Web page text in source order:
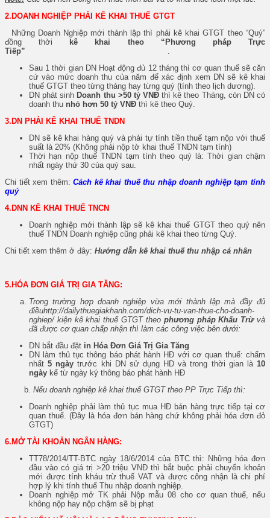
2.DOANH NGHIỆP PHẢI KÊ KHAI THUẾ GTGT
Những Doanh Nghiệp mới thành lập thì phải kê khai GTGT theo “Quý”
đồng thời
kê khai theo “Phương pháp Trực
Tiếp”
Sau 1 thời gian DN Hoạt động đủ 12 tháng thì cơ quan thuế sẽ căn
cứ vào mức doanh thu của năm để xác định xem DN sẽ kê khai
thuế GTGT theo từng tháng hay từng quý (tính theo lịch dương).
DN phát sinh Doanh thu >50 tỷ VNĐthì kê theo Tháng, còn DN có
doanh thu nhỏ hơn 50 tỷ VNĐ thì kê theo Quý.
3.DN PHẢI KÊ KHAI THUẾ TNDN
DN sẽ kê khai hàng quý và phải tự tính tiền thuế tạm nộp với thuế
suất là 20% (Không phải nộp tờ khai thuế TNDN tạm tính)
Thời hạn nộp thuế TNDN tạm tính theo quý là: Thời gian chậm
nhất ngày thứ 30 của quý sau.
Chi tiết xem thêm:Cách kê khai thuế thu nhập doanh nghiệp tạm tính
quý
4.DNN KÊ KHAI THUẾ TNCN
Doanh nghiệp mới thành lập sẽ kê khai thuế GTGT theo quý nên
thuế TNDN Doanh nghiệp cũng phải kê khai theo từng Quý.
Chi tiết xem thêm ở đây: Hướng dẫn kê khai thuế thu nhập cá nhân
5.HÓA ĐƠN GIÁ TRỊ GIA TĂNG:
Trong trường hợp doanh nghiệp vừa mới thành lập mà đầy đủ
điềuhttp://dailythuegiakhanh.com/dich-vu-tu-van-thue-cho-doanh-
nghiep/ kiện kê khai thuế GTGT theo phương pháp Khấu Trừvà
đã được cơ quan chấp nhận thì làm các công việc bên dưới:
DN bắt đầu đặt in Hóa Đơn Giá Trị Gia Tăng
DN làm thủ tục thông báo phát hành HĐ với cơ quan thuế: chấm
nhất5 ngày trước khi DN sử dụng HD và trong thời gian là 10
ngày kể từ ngày ký thông báo phát hành HĐ
b. Nếu doanh nghiệp kê khai thuế GTGT theo PP Trực Tiếp thì:
Doanh nghiệp phải làm thủ tục mua HĐ bán hàng trực tiếp tại cơ
quan thuế. (Đây là hóa đơn bán hàng chứ không phải hóa đơn đỏ
GTGT)
6.MỞ TÀI KHOẢN NGÂN HÀNG:
TT78/2014/TT-BTC ngày 18/6/2014 của BTC thì: Những hóa đơn
đầu vào có giá trị >20 triệu VNĐ thì bắt buộc phải chuyển khoản
mới được tính kháu trừ thuế VAT và được công nhận là chi phí
hợp lý khi tính thuế Thu nhập doanh nghiệp.
Doanh nghiệp mở TK phải Nộp mẫu 08 cho cơ quan thuế, nếu
không nộp hay nộp chậm sẽ bị phạt